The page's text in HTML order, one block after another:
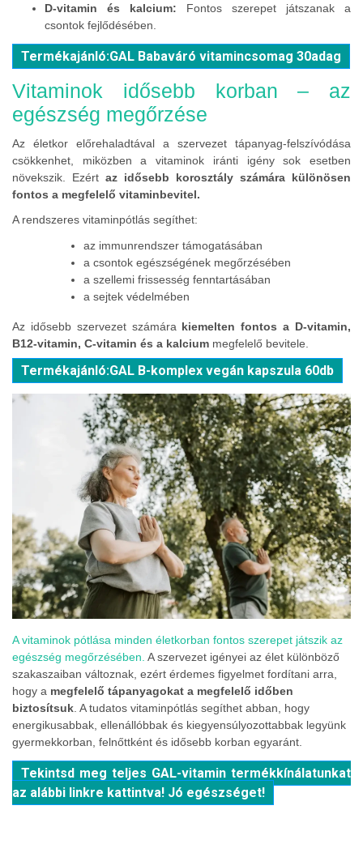
D-vitamin és kalcium: Fontos szerepet játszanak a
csontok fejlődésében.
Termékajánló:GAL Babaváró vitamincsomag 30adag
Vitaminok idősebb korban – az
egészség megőrzése
Az életkor előrehaladtával a szervezet tápanyag-felszívódása
csökkenhet, miközben a vitaminok iránti igény sok esetben
növekszik. Ezért az idősebb korosztály számára különösen
fontos a megfelelő vitaminbevitel.
A rendszeres vitaminpótlás segíthet:
az immunrendszer támogatásában
a csontok egészségének megőrzésében
a szellemi frissesség fenntartásában
a sejtek védelmében
Az idősebb szervezet számára kiemelten fontos a D-vitamin,
B12-vitamin, C-vitamin és a kalcium megfelelő bevitele.
Termékajánló:GAL B-komplex vegán kapszula 60db
A vitaminok pótlása minden életkorban fontos szerepet játszik az
egészség megőrzésében. A szervezet igényei az élet különböző
szakaszaiban változnak, ezért érdemes figyelmet fordítani arra,
hogy a megfelelő tápanyagokat a megfelelő időben
biztosítsuk. A tudatos vitaminpótlás segíthet abban, hogy
energikusabbak, ellenállóbbak és kiegyensúlyozottabbak legyünk
gyermekkorban, felnőttként és idősebb korban egyaránt.
Tekintsd meg teljes GAL-vitamin termékkínálatunkat
az alábbi linkre kattintva! Jó egészséget!